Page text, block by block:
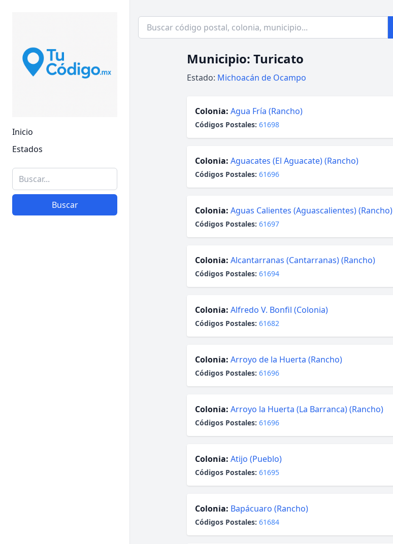
Inicio
Estados
Buscar
Municipio: Turicato
Estado: Michoacán de Ocampo
Colonia: Agua Fría (Rancho)
Códigos Postales: 61698
Colonia: Aguacates (El Aguacate) (Rancho)
Códigos Postales: 61696
Colonia: Aguas Calientes (Aguascalientes) (Rancho)
Códigos Postales: 61697
Colonia: Alcantarranas (Cantarranas) (Rancho)
Códigos Postales: 61694
Colonia: Alfredo V. Bonfil (Colonia)
Códigos Postales: 61682
Colonia: Arroyo de la Huerta (Rancho)
Códigos Postales: 61696
Colonia: Arroyo la Huerta (La Barranca) (Rancho)
Códigos Postales: 61696
Colonia: Atijo (Pueblo)
Códigos Postales: 61695
Colonia: Bapácuaro (Rancho)
Códigos Postales: 61684